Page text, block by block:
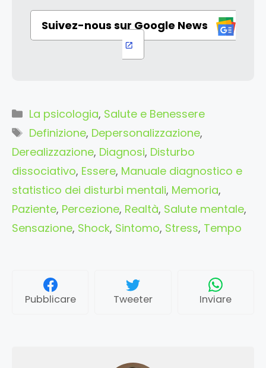
Suivez-nous sur Google News
Categorie
La psicologia, Salute e Benessere
Tag
Definizione, Depersonalizzazione,
Derealizzazione, Diagnosi, Disturbo
dissociativo, Essere, Manuale diagnostico e
statistico dei disturbi mentali, Memoria,
Paziente, Percezione, Realtà, Salute mentale,
Sensazione, Shock, Sintomo, Stress, Tempo
Pubblicare Tweeter Inviare